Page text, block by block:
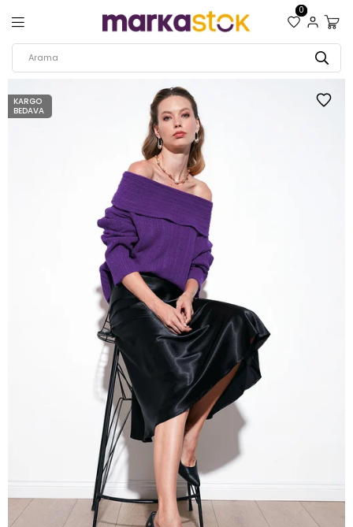
0
KARGO
BEDAVA